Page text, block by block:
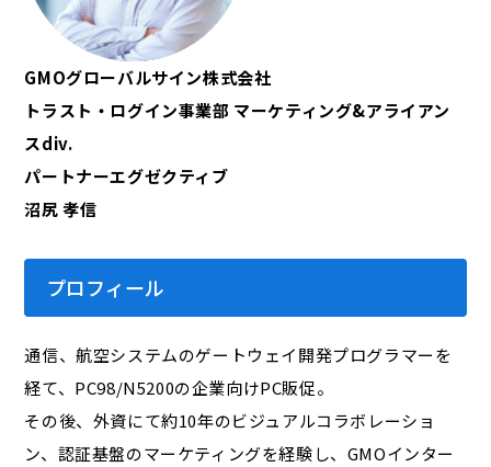
GMOグローバルサイン株式会社
トラスト・ログイン事業部 マーケティング&アライアン
スdiv.
パートナーエグゼクティブ
沼尻 孝信
プロフィール
通信、航空システムのゲートウェイ開発プログラマーを
経て、PC98/N5200の企業向けPC販促。
その後、外資にて約10年のビジュアルコラボレーショ
ン、認証基盤のマーケティングを経験し、GMOインター